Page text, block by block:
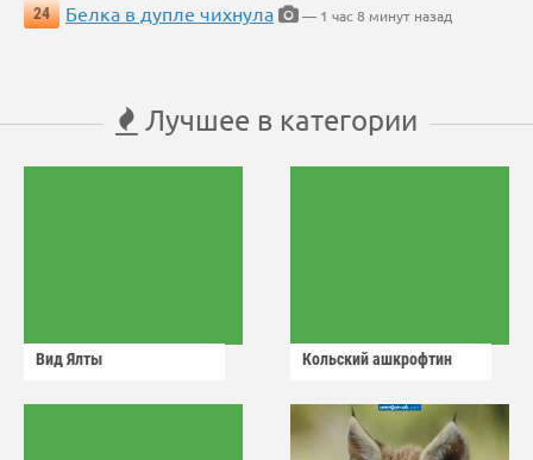
24
Белка в дупле чихнула — 1 час 8 минут назад
Лучшее в категории
Вид Ялты Кольский ашкрофтин